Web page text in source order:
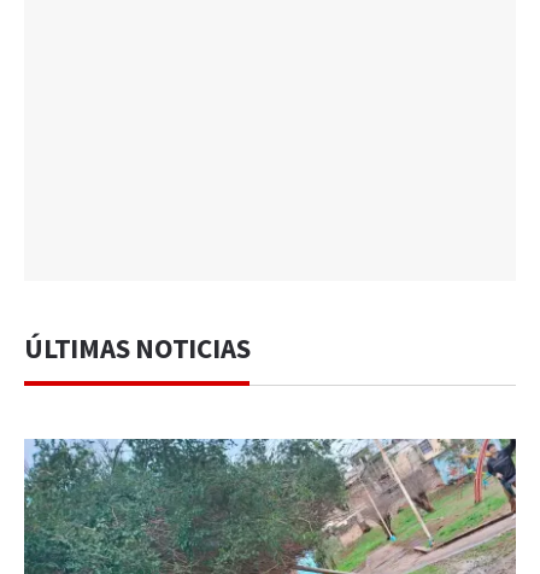
ÚLTIMAS NOTICIAS